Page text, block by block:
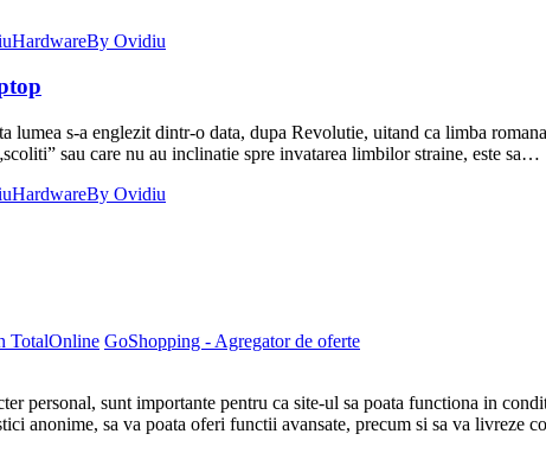
HardwareBy Ovidiu
lumea s-a englezit dintr-o data, dupa Revolutie, uitand ca limba
sau care nu au inclinatie spre invatarea limbilor straine, este sa…
HardwareBy Ovidiu
TotalOnline GoShopping - Agregator de oferte
personal, sunt importante pentru ca site-ul sa poata functiona in
anonime, sa va poata oferi functii avansate, precum si sa va livreze